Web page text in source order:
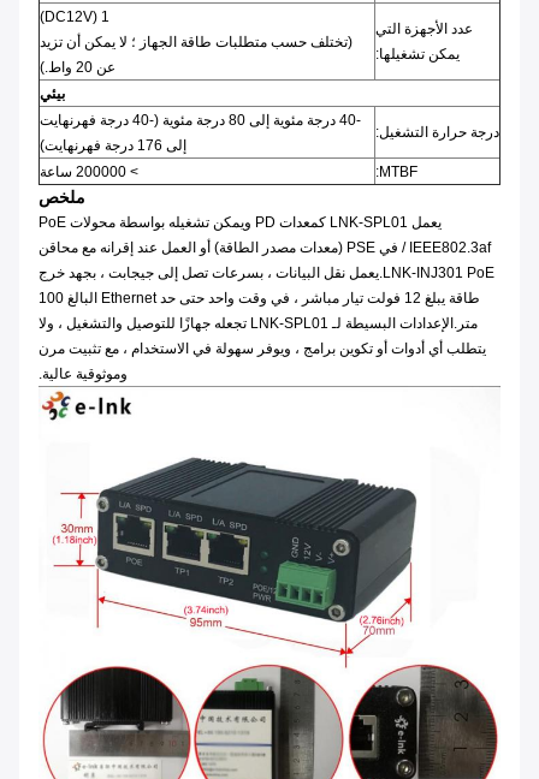
عدد الأجهزة التي
يمكن تشغيلها:
1 (DC12V)
(تختلف حسب متطلبات طاقة الجهاز ؛ لا يمكن أن تزيد
عن 20 واط.)
بيئي
درجة حرارة التشغيل:
-40 درجة مئوية إلى 80 درجة مئوية (-40 درجة فهرنهايت
إلى 176 درجة فهرنهايت)
MTBF:
> 200000 ساعة
ملخص
يعمل LNK-SPL01 كمعدات PD ويمكن تشغيله بواسطة محولات PoE
IEEE802.3af / في PSE (معدات مصدر الطاقة) أو العمل عند إقرانه مع محاقن
LNK-INJ301 PoE.يعمل نقل البيانات ، بسرعات تصل إلى جيجابت ، بجهد خرج
طاقة يبلغ 12 فولت تيار مباشر ، في وقت واحد حتى حد Ethernet البالغ 100
متر.الإعدادات البسيطة لـ LNK-SPL01 تجعله جهازًا للتوصيل والتشغيل ، ولا
يتطلب أي أدوات أو تكوين برامج ، ويوفر سهولة في الاستخدام ، مع تثبيت مرن
وموثوقية عالية.